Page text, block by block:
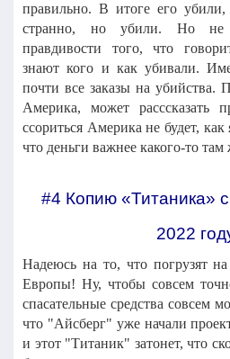
правильно. В итоге его
странно, но убили. Но не
правдивости того, что
знают кого и как убивали.
почти все заказы на убийства.
Америка, может расссказать
ссориться Америка не будет,
что деньги важнее какого-то там
#4 Копию «Титаника»
2022
Надеюсь на то, что погрузят
Европы! Ну, чтобы совсем
спасательные средства совсем
что "Айсберг" уже начали
и этот "Титаник" затонет, что